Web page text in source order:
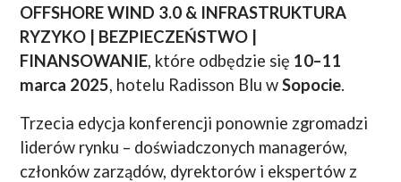
OFFSHORE WIND 3.0 & INFRASTRUKTURA
RYZYKO | BEZPIECZEŃSTWO |
FINANSOWANIE, które odbędzie się 10–11
marca 2025, hotelu Radisson Blu wSopocie.
Trzecia edycja konferencji ponownie zgromadzi
liderów rynku – doświadczonych managerów,
członków zarządów, dyrektorów i ekspertów z